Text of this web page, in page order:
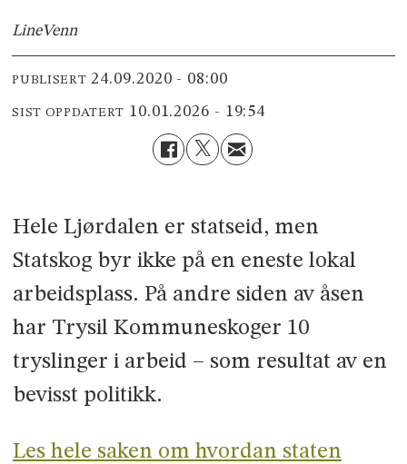
LineVenn
PUBLISERT 24.09.2020 - 08:00
SIST OPPDATERT 10.01.2026 - 19:54
Hele Ljørdalen er statseid, men
Statskog byr ikke på en eneste lokal
arbeidsplass. På andre siden av åsen
har Trysil Kommuneskoger 10
tryslinger i arbeid – som resultat av en
bevisst politikk.
Les hele saken om hvordan staten